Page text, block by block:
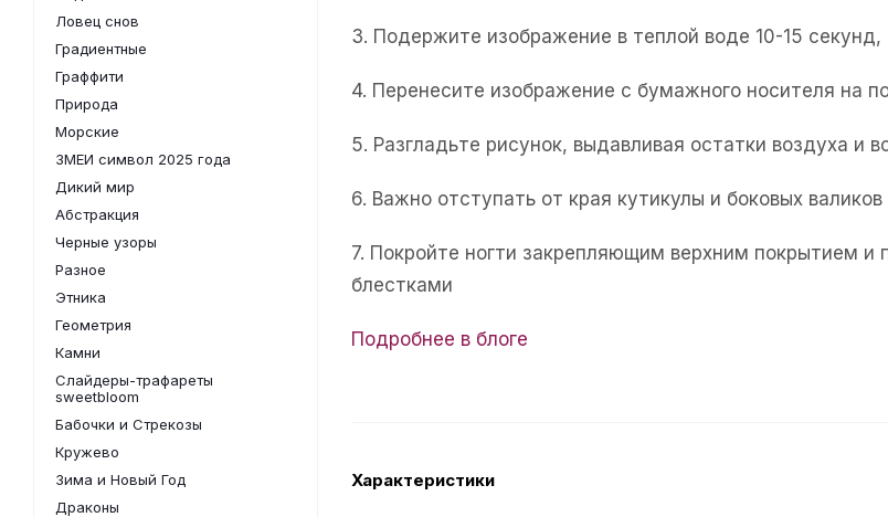
3. Подержите изображение в теплой воде 10-15
4. Перенесите изображение с бумажного носителя на
5. Разгладьте рисунок, выдавливая остатки воздуха и
6. Важно отступать от края кутикулы и боковых
7. Покройте ногти закрепляющим верхним покрытием и
блестками
Подробнее в блоге
Характеристики
Ловец снов
Градиентные
Граффити
Природа
Морские
ЗМЕИ символ 2025 года
Дикий мир
Абстракция
Черные узоры
Разное
Этника
Геометрия
Камни
Слайдеры-трафареты
sweetbloom
Бабочки и Стрекозы
Кружево
Зима и Новый Год
Драконы